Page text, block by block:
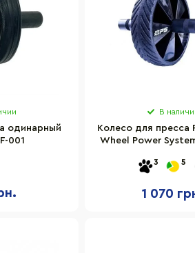
одинарный
001
В
Колесо для пресса
Wheel Power
3 5
1 070